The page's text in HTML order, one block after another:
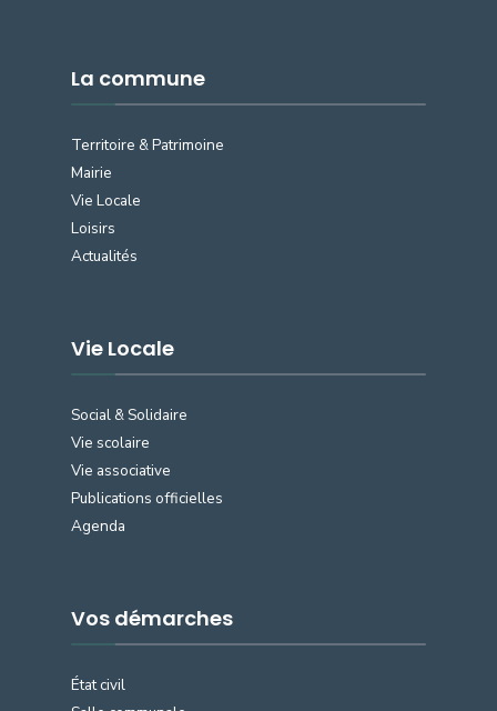
La commune
Territoire & Patrimoine
Mairie
Vie Locale
Loisirs
Actualités
Vie Locale
Social & Solidaire
Vie scolaire
Vie associative
Publications officielles
Agenda
Vos démarches
État civil